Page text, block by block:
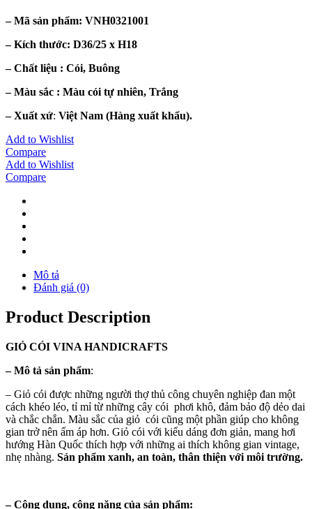
– Mã sản phẩm: VNH0321001
– Kích thước: D36/25 x H18
– Chất liệu : Cói, Buông
– Màu sắc : Màu cói tự nhiên, Trắng
– Xuất xứ: Việt Nam (Hàng xuất khẩu).
Add to Wishlist
Compare
Add to Wishlist
Compare
Mô tả
Đánh giá (0)
Product Description
GIỎ CÓI VINA HANDICRAFTS
–Mô tả sản phẩm:
– Giỏ cói được những người thợ thủ công chuyên nghiệp đan một
cách khéo léo, tỉ mỉ từ những cây cói phơi khô, đảm bảo độ dẻo dai
và chắc chắn. Màu sắc của giỏ cói cũng một phần giúp cho không
gian trở nên ấm áp hơn. Giỏ cói với kiểu dáng đơn giản, mang hơi
hướng Hàn Quốc thích hợp với những ai thích không gian vintage,
nhẹ nhàng. Sản phẩm xanh, an toàn, thân thiện với môi trường.
–Công dụng, công năng của sản phẩm: